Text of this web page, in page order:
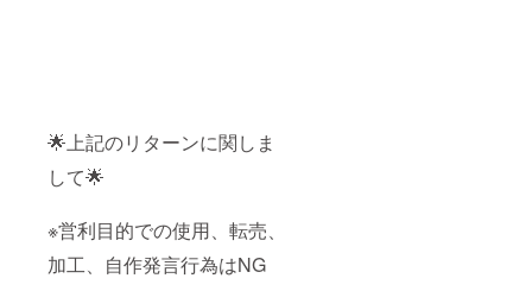
🌟上記のリターンに関しま
して🌟
※営利目的での使用、転売、
加工、自作発言行為はNG